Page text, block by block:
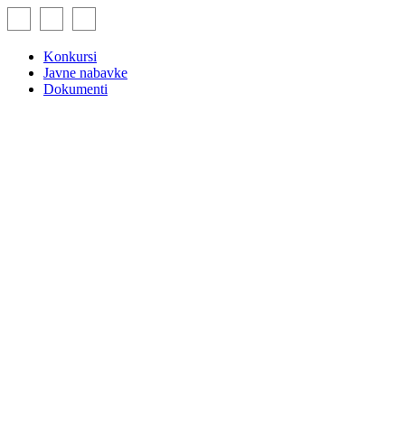
to
Konkursi
Javne nabavke
Dokumenti